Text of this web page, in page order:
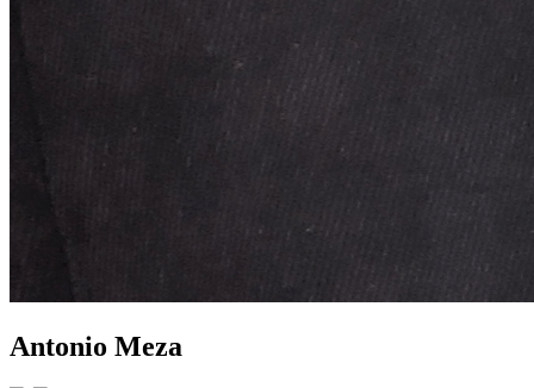
Antonio Meza